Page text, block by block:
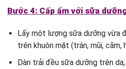
Bước 4: Cấp ẩm với sữa
Lấy một lượng sữa dưỡng vừa
trên khuôn mặt (trán, mũi, cằm,
Dàn trải đều sữa dưỡng trên